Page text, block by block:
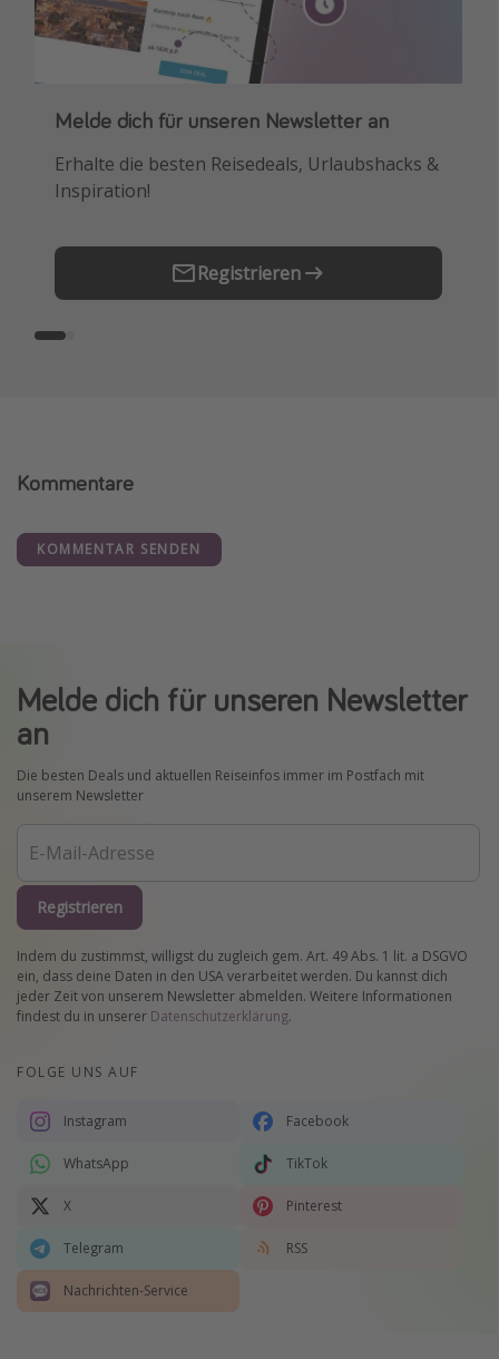
Melde dich für unseren Newsletter an
Erhalte die besten Reisedeals, Urlaubshacks &
Inspiration!
Registrieren
Downloade unsere App
Buche die besten Reiseschnäppchen als
Erstes.
Kommentare
KOMMENTAR SENDEN
Melde dich für unseren Newsletter
an
Die besten Deals und aktuellen Reiseinfos immer im Postfach mit
unserem Newsletter
Registrieren
Indem du zustimmst, willigst du zugleich gem. Art. 49 Abs. 1 lit. a DSGVO
ein, dass deine Daten in den USA verarbeitet werden. Du kannst dich
jeder Zeit von unserem Newsletter abmelden. Weitere Informationen
findest du in unserer Datenschutzerklärung.
FOLGE UNS AUF
Instagram Facebook
WhatsApp TikTok
X Pinterest
Telegram RSS
Nachrichten-Service